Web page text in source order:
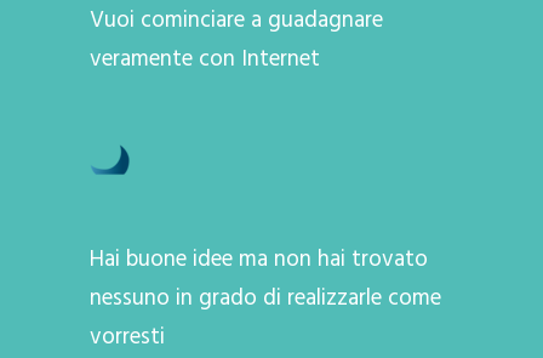
Vuoi cominciare a guadagnare
veramente con Internet
Hai buone idee ma non hai trovato
nessuno in grado di realizzarle come
vorresti